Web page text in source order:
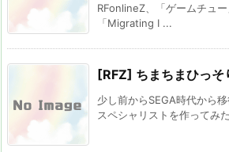
RFonlineZ、「ゲームチュ
「Migrating I ...
[RFZ] ちまちまひっそ
少し前からSEGA時代から
スペシャリストを作ってみ